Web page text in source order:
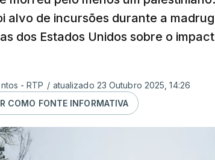
alvo de incursões durante a
dos Estados Unidos sobre o
- RTP / atualizado 23 Outubro 2025, 14:26
COMO FONTE INFORMATIVA